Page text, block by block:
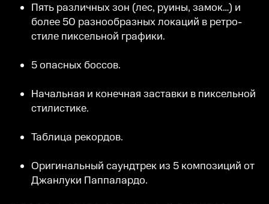
Пять различных зон (лес, руины, замок…) и
более 50 разнообразных локаций в ретро-
стиле пиксельной графики.
5 опасных боссов.
Начальная и конечная заставки в пиксельной
стилистике.
Таблица рекордов.
Оригинальный саундтрек из 5 композиций от
Джанлуки Паппалардо.